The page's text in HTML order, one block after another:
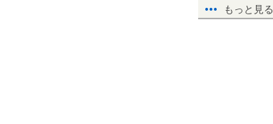
もっと見る